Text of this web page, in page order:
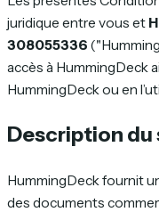
juridique entre vous et
308055336
accès à HummingDeck
HummingDeck ou en
Description du
HummingDeck fournit
des documents